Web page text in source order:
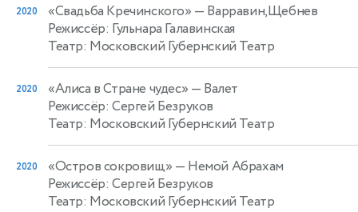
2020 «Свадьба Кречинского» — Варравин,Щебнев
Режиссёр: Гульнара Галавинская
Театр: Московский Губернский Театр
2020 «Алиса в Стране чудес» — Валет
Режиссёр: Сергей Безруков
Театр: Московский Губернский Театр
2020 «Остров сокровищ» — Немой Абрахам
Режиссёр: Сергей Безруков
Театр: Московский Губернский Театр